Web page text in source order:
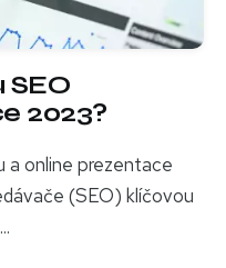
2023?
a online prezentace
(SEO) klíčovou